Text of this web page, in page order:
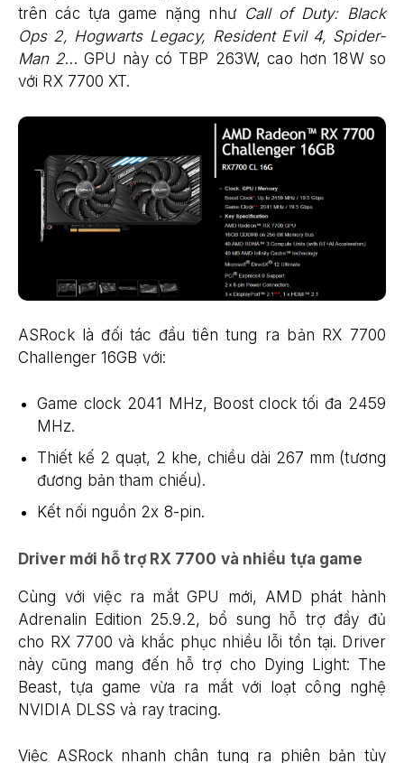
trên các tựa game nặng như Call of Duty: Black
Ops 2, Hogwarts Legacy, Resident Evil 4, Spider-
Man 2… GPU này có TBP 263W, cao hơn 18W so
với RX 7700 XT.
ASRock là đối tác đầu tiên tung ra bản RX 7700
Challenger 16GB với:
Game clock 2041 MHz, Boost clock tối đa 2459
MHz.
Thiết kế 2 quạt, 2 khe, chiều dài 267 mm (tương
đương bản tham chiếu).
Kết nối nguồn 2x 8-pin.
Driver mới hỗ trợ RX 7700 và nhiều tựa game
Cùng với việc ra mắt GPU mới, AMD phát hành
Adrenalin Edition 25.9.2, bổ sung hỗ trợ đầy đủ
cho RX 7700 và khắc phục nhiều lỗi tồn tại. Driver
này cũng mang đến hỗ trợ cho Dying Light: The
Beast, tựa game vừa ra mắt với loạt công nghệ
NVIDIA DLSS và ray tracing.
Việc ASRock nhanh chân tung ra phiên bản tùy